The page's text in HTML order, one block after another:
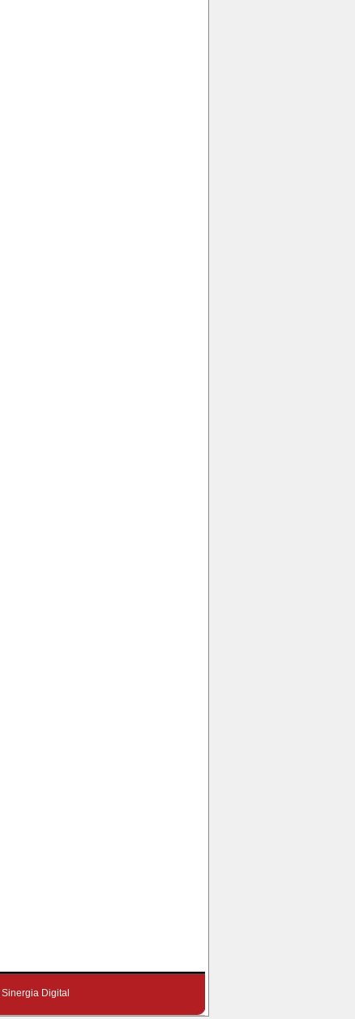
Sinergia Digital